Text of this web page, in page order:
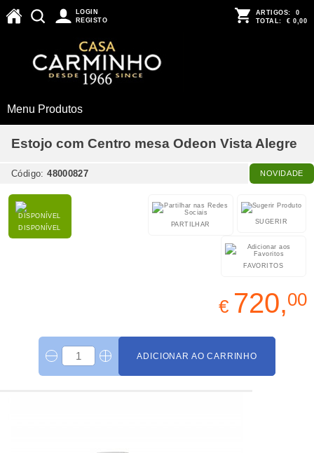
LOGIN
REGISTO
ARTIGOS: 0
TOTAL: € 0,00
Menu Produtos
Estojo com Centro mesa Odeon Vista Alegre
Código:48000827 NOVIDADE
DISPONÍVEL
SUGERIR
PARTILHAR
FAVORITOS
€ 720,00
ADICIONAR AO CARRINHO